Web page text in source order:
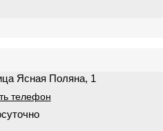
Ясная Поляна, 1
телефон